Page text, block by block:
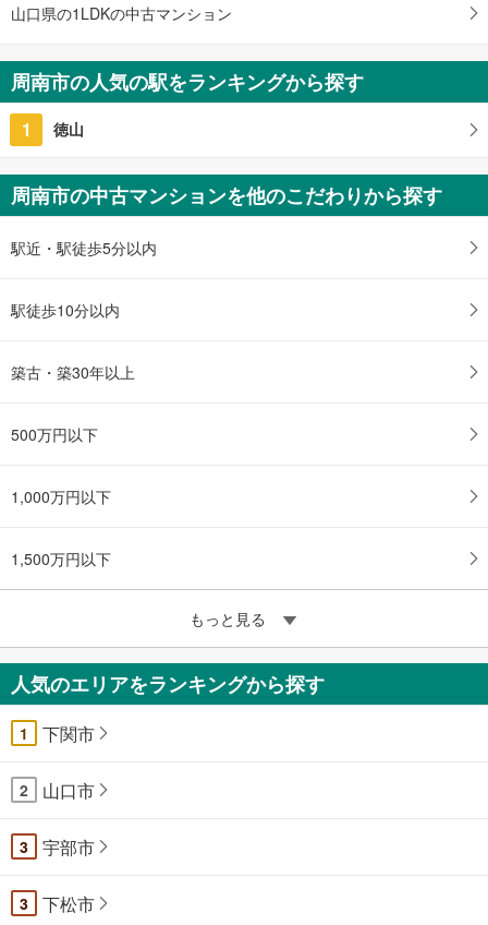
山口県の1LDKの中古マンション
周南市の人気の駅をランキングから探す
1 徳山
周南市の中古マンションを他のこだわりから探す
駅近・駅徒歩5分以内
駅徒歩10分以内
築古・築30年以上
500万円以下
1,000万円以下
1,500万円以下
もっと見る
人気のエリアをランキングから探す
1 下関市
2 山口市
3 宇部市
3 下松市